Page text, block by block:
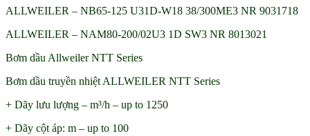
ALLWEILER – NB65-125 U31D-W18 38/300ME3 NR 9031718
ALLWEILER – NAM80-200/02U3 1D SW3 NR 8013021
Bơm dầu Allweiler NTT Series
Bơm dầu truyền nhiệt ALLWEILER NTT Series
+ Dãy lưu lượng – m³/h – up to 1250
+ Dãy cột áp: m – up to 100